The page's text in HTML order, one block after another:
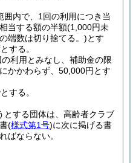
囲内で、1回の利用につき当
当する額の半額(1,000円未
端数は切り捨てる。)とす
する。
利用とみなし、補助金の限
かかわらず、50,000円とす
する。
とする団体は、高齢者クラブ
(様式第1号)に次に掲げる書
ばならない。